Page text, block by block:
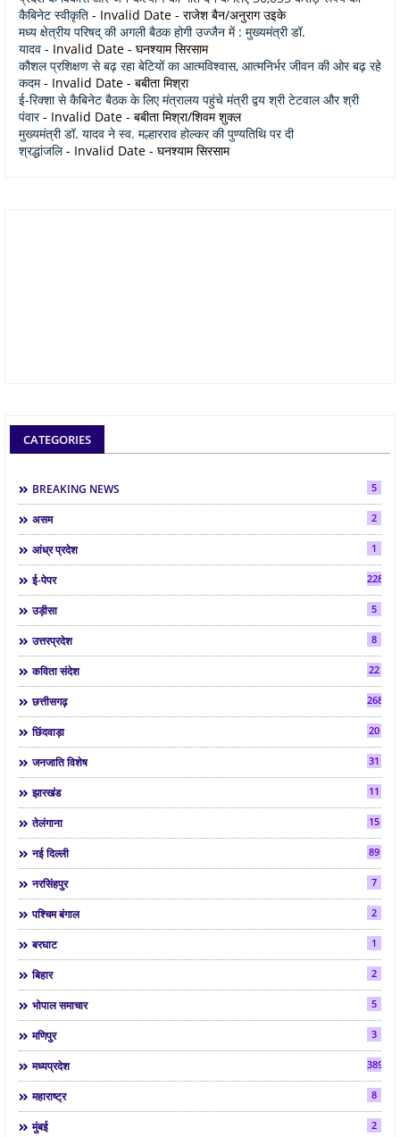
कैबिनेट स्वीकृति - Invalid Date - राजेश बैन/अनुराग उइके
मध्य क्षेत्रीय परिषद् की अगली बैठक होगी उज्जैन में : मुख्यमंत्री डॉ.
यादव - Invalid Date - घनश्याम सिरसाम
कौशल प्रशिक्षण से बढ़ रहा बेटियों का आत्मविश्वास, आत्मनिर्भर जीवन की ओर बढ़ रहे
कदम- Invalid Date - बबीता मिश्रा
ई-रिक्शा से कैबिनेट बैठक के लिए मंत्रालय पहुंचे मंत्री द्वय श्री टेटवाल और श्री
पंवार- Invalid Date - बबीता मिश्रा/शिवम शुक्ल
मुख्यमंत्री डॉ. यादव ने स्व. मल्हारराव होल्कर की पुण्यतिथि पर दी
श्रद्धांजलि- Invalid Date - घनश्याम सिरसाम
CATEGORIES
BREAKING NEWS 5
असम 2
आंध्र प्रदेश 1
ई-पेपर 2286
उड़ीसा 5
उत्तरप्रदेश 8
कविता संदेश 22
छत्तीसगढ़ 268
छिंदवाड़ा 20
जनजाति विशेष 31
झारखंड 11
तेलंगाना 15
नई दिल्ली 89
नरसिंहपुर 7
पश्चिम बंगाल 2
बरघाट 1
बिहार 2
भोपाल समाचार 5
मणिपुर 3
मध्यप्रदेश 3892
महाराष्ट्र 8
मुंबई 2